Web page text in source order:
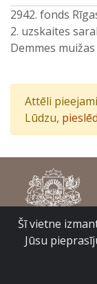
2942. fonds
2. uzskaites
Demmes
Attēli
Lūdzu,
Šī vietne
Jūsu